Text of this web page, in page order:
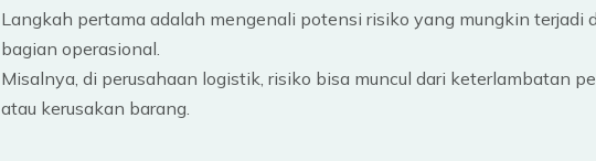
Langkah pertama adalah mengenali potensi risiko yang mungkin terjadi
bagian operasional.
Misalnya, di perusahaan logistik, risiko bisa muncul dari keterlambatan
atau kerusakan barang.